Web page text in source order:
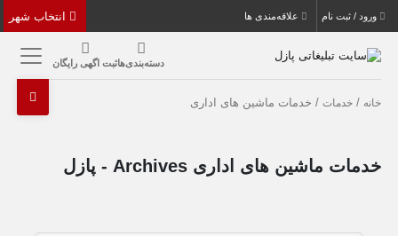
ورود / ثبت نام علاقه‌مندی ها
دسته‌بندی‌هاثبت اگهی رایگان
خانه /خدمات / خدمات ماشین های اداری
خدمات ماشین های اداری Archives - پازل